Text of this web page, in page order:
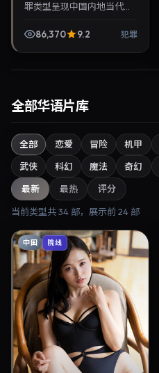
罪类型呈现中国内地当代故
幂、朴宝剑。2023年7月5日
86,370 9.2 犯罪
全部华语片库
全部 恋爱 冒险 机甲
武侠
科幻 魔法 奇幻
最新 最热 评分
当前类型共34 部，展示前24 部
中国 院线